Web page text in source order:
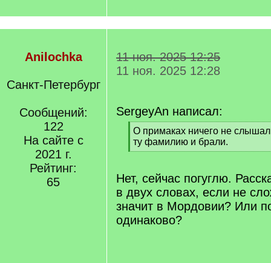
Anilochka
Санкт-Петербург
Сообщений:
122
На сайте с
2021 г.
Рейтинг:
65
11 ноя. 2025 12:25
11 ноя. 2025 12:28
SergeyAn написал:
[
q
]
О примаках ничего не
ту фамилию и брали.
[
q
]
Нет, сейчас погуглю.
в двух словах, если не
значит в Мордовии? Или
одинаково?